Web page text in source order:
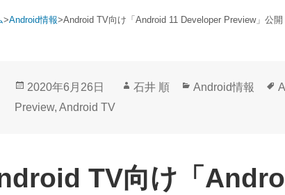
>Android情報>Android TV向け「Android 11 Developer Preview」公開
投
稿
2020年6月26日
作
石井 順
カ
ー
Android情報
Preview,Android TV
TV向け「